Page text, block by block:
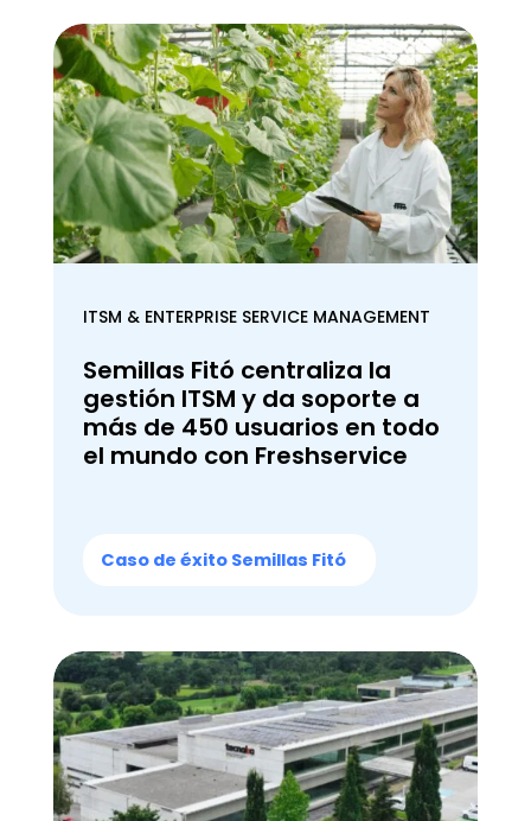
ITSM & ENTERPRISE SERVICE MANAGEMENT
Semillas Fitó centraliza la
gestión ITSM y da soporte a
más de 450 usuarios en todo
el mundo con Freshservice
Caso de éxito Semillas Fitó